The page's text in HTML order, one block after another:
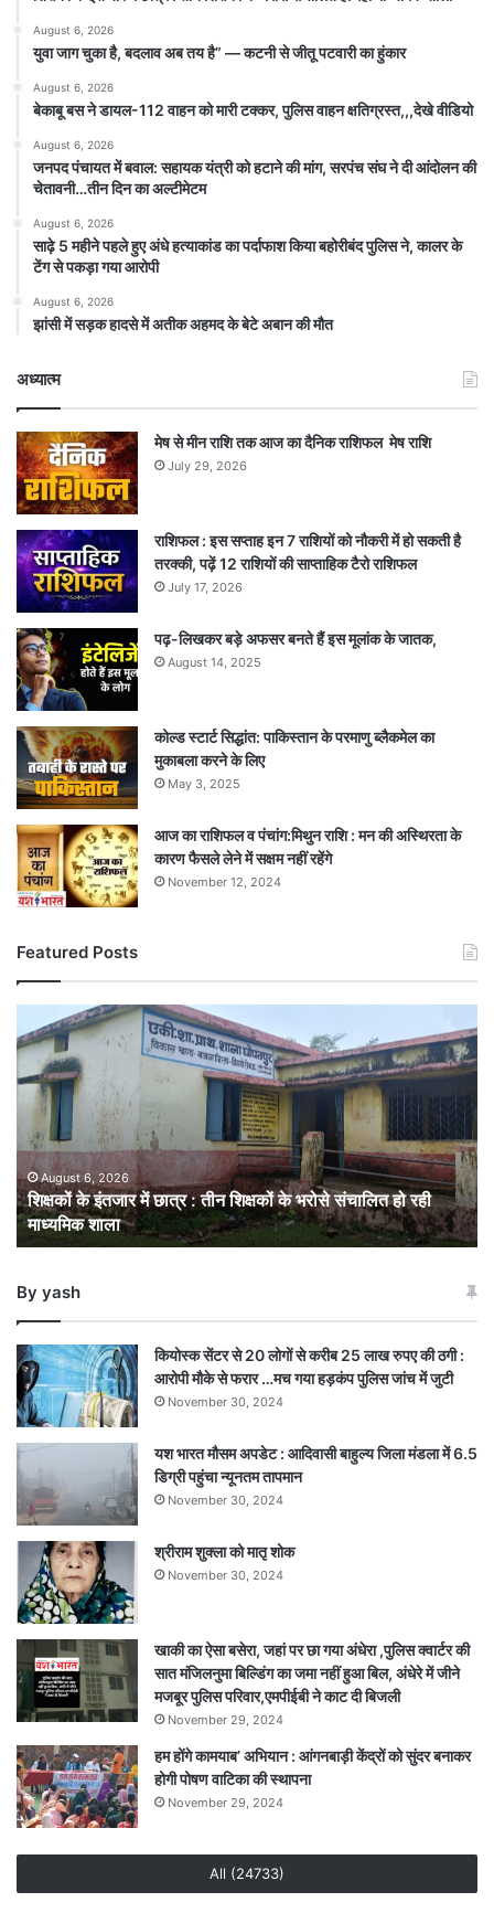
August 6, 2026
युवा जाग चुका है, बदलाव अब तय है” — कटनी से जीतू पटवारी का हुंकार
August 6, 2026
बेकाबू बस ने डायल-112 वाहन को मारी टक्कर, पुलिस वाहन क्षतिग्रस्त,,,देखे वीडियो
August 6, 2026
जनपद पंचायत में बवाल: सहायक यंत्री को हटाने की मांग, सरपंच संघ ने दी आंदोलन की
चेतावनी…तीन दिन का अल्टीमेटम
August 6, 2026
साढ़े 5 महीने पहले हुए अंधे हत्याकांड का पर्दाफाश किया बहोरीबंद पुलिस ने, कालर के
टेंग से पकड़ा गया आरोपी
August 6, 2026
झांसी में सड़क हादसे में अतीक अहमद के बेटे अबान की मौत
अध्यात्म
मेष से मीन राशि तक आज का दैनिक राशिफल मेष राशि
July 29, 2026
राशिफल : इस सप्ताह इन 7 राशियों को नौकरी में हो सकती है
तरक्की, पढ़ें 12 राशियों की साप्ताहिक टैरो राशिफल
July 17, 2026
पढ़-लिखकर बड़े अफसर बनते हैं इस मूलांक के जातक,
August 14, 2025
कोल्ड स्टार्ट सिद्धांत: पाकिस्तान के परमाणु ब्लैकमेल का
मुकाबला करने के लिए
May 3, 2025
आज का राशिफल व पंचांग:मिथुन राशि : मन की अस्थिरता के
कारण फैसले लेने में सक्षम नहीं रहेंगे
November 12, 2024
Featured Posts
के
इंतजार
में
छात्र
तीन
शिक्षकों
के
भरोसे
संचालित
रही
August 6, 2026
शिक्षकों के इंतजार में छात्र : तीन शिक्षकों के भरोसे संचालित हो रही
माध्यमिक शाला
By yash
कियोस्क सेंटर से 20 लोगों से करीब 25 लाख रुपए की ठगी :
आरोपी मौके से फरार …मच गया हड़कंप पुलिस जांच में जुटी
November 30, 2024
यश भारत मौसम अपडेट : आदिवासी बाहुल्य जिला मंडला में 6.5
डिग्री पहुंचा न्यूनतम तापमान
November 30, 2024
श्रीराम शुक्ला को मातृ शोक
November 30, 2024
खाकी का ऐसा बसेरा, जहां पर छा गया अंधेरा ,पुलिस क्वार्टर की
सात मंजिलनुमा बिल्डिंग का जमा नहीं हुआ बिल, अंधेरे में जीने
मजबूर पुलिस परिवार,एमपीईबी ने काट दी बिजली
November 29, 2024
हम होंगे कामयाब’ अभियान : आंगनबाड़ी केंद्रों को सुंदर बनाकर
होगी पोषण वाटिका की स्थापना
November 29, 2024
All (24733)